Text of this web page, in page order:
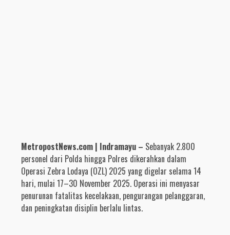
MetropostNews.com | Indramayu – Sebanyak 2.800
personel dari Polda hingga Polres dikerahkan dalam
Operasi Zebra Lodaya (OZL) 2025 yang digelar selama 14
hari, mulai 17–30 November 2025. Operasi ini menyasar
penurunan fatalitas kecelakaan, pengurangan pelanggaran,
dan peningkatan disiplin berlalu lintas.